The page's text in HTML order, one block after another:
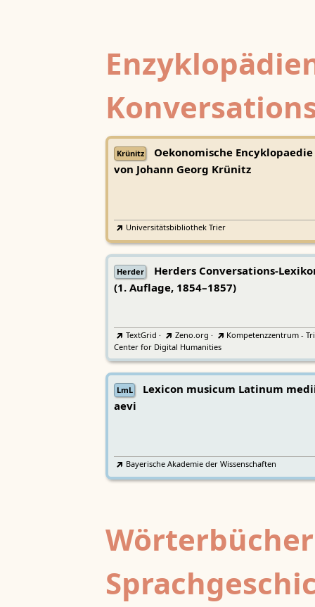
Krünitz
Oekonomische Encyklopaedie
von Johann Georg Krünitz
Universitätsbibliothek Trier
Herder
Herders Conversations-
(1. Auflage, 1854–1857)
TextGrid · Zeno.org ·
Kompetenzzentrum -
Center for Digital Humanities
LmL
Lexicon musicum Latinum
aevi
Bayerische Akademie der Wissenschaften